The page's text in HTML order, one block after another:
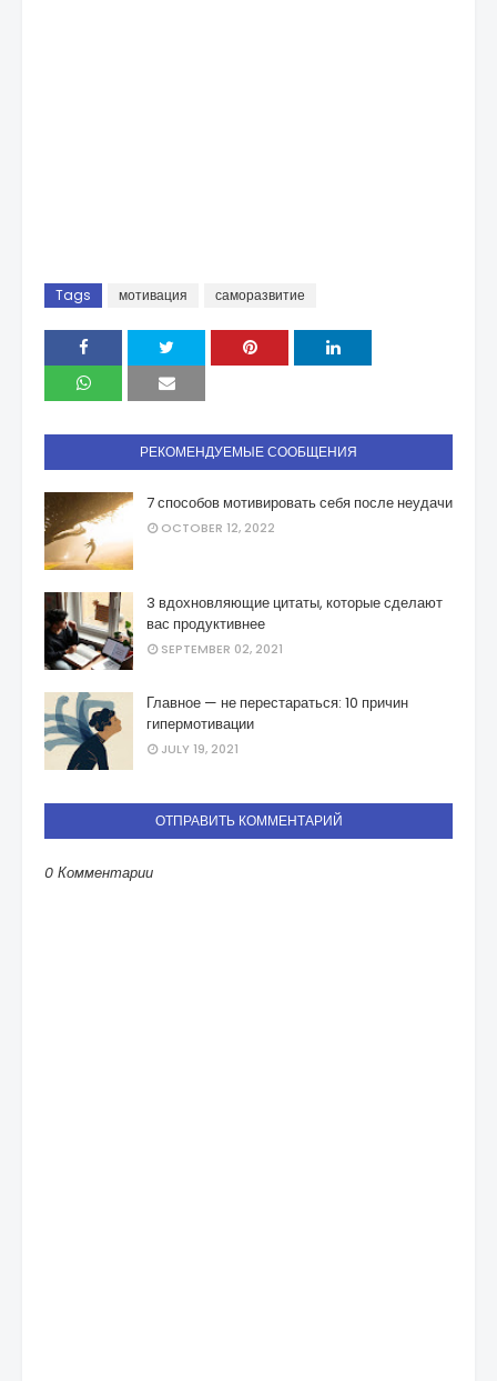
Tags мотивация саморазвитие
РЕКОМЕНДУЕМЫЕ СООБЩЕНИЯ
7 способов мотивировать себя после неудачи
OCTOBER 12, 2022
3 вдохновляющие цитаты, которые сделают
вас продуктивнее
SEPTEMBER 02, 2021
Главное — не перестараться: 10 причин
гипермотивации
JULY 19, 2021
ОТПРАВИТЬ КОММЕНТАРИЙ
0 Комментарии